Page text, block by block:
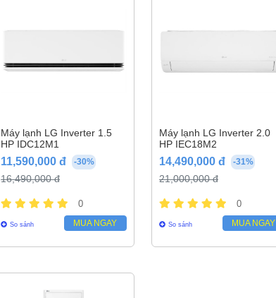
Máy lạnh LG Inverter 1.5
HP IDC12M1
11,590,000 đ -30%
16,490,000 đ
0
So sánh MUA NGAY
Máy lạnh LG Inverter 2.0
HP IEC18M2
14,490,000 đ -31%
21,000,000 đ
0
So sánh MUA NGAY